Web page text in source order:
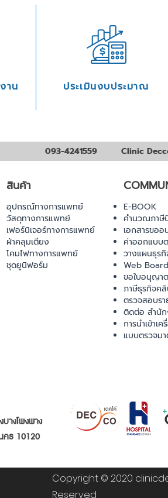
าน ประเมินงบประมาณ
093-4241559 Clinic
สินค้า
อุปกรณ์ทางการแพทย์
วัสดุทางการแพทย์
เฟอร์นิเจอร์ทางการแพทย์
ผ้าคลุมเตียง
โคมไฟทางการแพทย์
ชุดยูนิฟอร์ม
E-BOOK
คำนวณภาษี
เอกสารขอ
ค่าออกแบบ
วางแผนธุร
Web
ขอใบอนุญา
ภาษีธุรกิจค
ตรวจสอบร
ติดต่อ สำนั
การนำเข้าเ
แบบตรวจม
างโพงพาง
คร 10120
Copyright © 2020
Reserved